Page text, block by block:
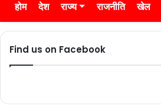
होम देश राज्य राजनीति खेल
Find us on Facebook